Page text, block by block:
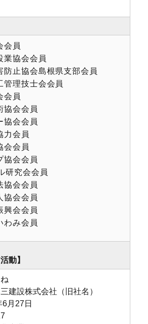
会員
業協会会員
防止協会島根県支部会員
管理技士会会員
会員
協会会員
協会会員
⼒会員
会会員
協会会員
研究会会員
協会会員
協会会員
興会会員
わみ会員
動】
建設株式会社（旧社名）
月27日